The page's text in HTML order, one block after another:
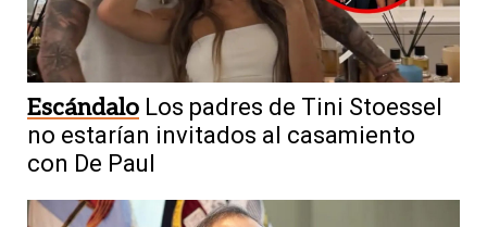
Escándalo Los padres de Tini Stoessel
no estarían invitados al casamiento
con De Paul